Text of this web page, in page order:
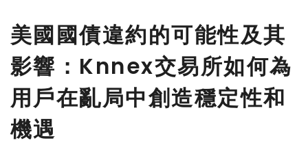
美國國債違約的可能性及其
影響：Knnex交易所如何為
用戶在亂局中創造穩定性和
機遇